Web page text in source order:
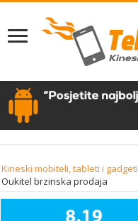
Kineski mobiteli, tableti i gadgeti
Oukitel brzinska prodaja